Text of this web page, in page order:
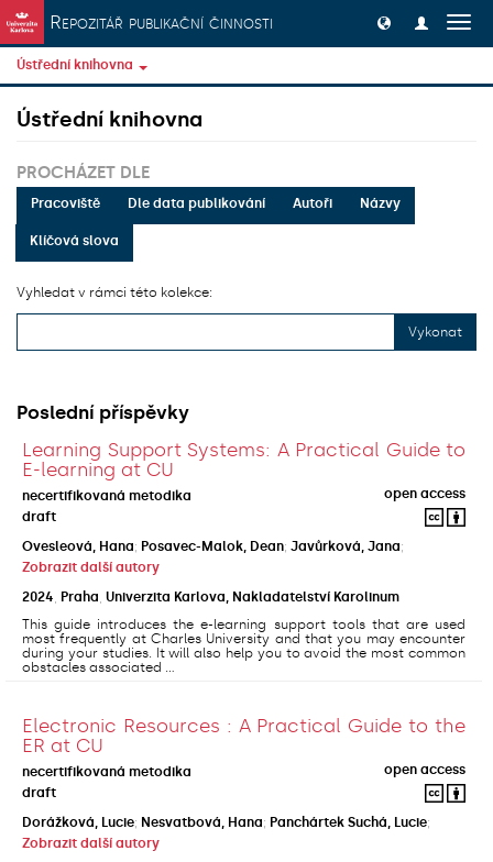
Přeskočit na obsah
Repozitář publikační činnosti
Ústřední knihovna
Ústřední knihovna
PROCHÁZET DLE
Pracoviště Dle data publikování Autoři Názvy
Klíčová slova
Vyhledat v rámci této kolekce:
Vykonat
Poslední příspěvky
Learning Support Systems: A Practical Guide to
E-learning at CU
necertifikovaná metodika
open access
draft
Ovesleová, Hana; Posavec-Malok, Dean; Javůrková, Jana;
Zobrazit další autory
2024
Praha Univerzita Karlova, Nakladatelství Karolinum
This guide introduces the e-learning support tools that are used
most frequently at Charles University and that you may encounter
during your studies. It will also help you to avoid the most common
obstacles associated ...
Electronic Resources : A Practical Guide to the
ER at CU
necertifikovaná metodika
open access
draft
Dorážková, Lucie; Nesvatbová, Hana; Panchártek Suchá, Lucie;
Zobrazit další autory